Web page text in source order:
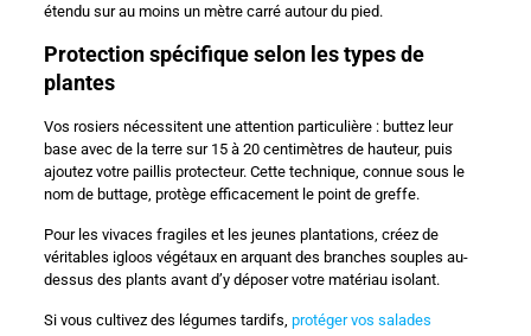
étendu sur au moins un mètre carré autour du pied.
Protection spécifique selon les types de
plantes
Vos rosiers nécessitent une attention particulière : buttez leur
base avec de la terre sur 15 à 20 centimètres de hauteur, puis
ajoutez votre paillis protecteur. Cette technique, connue sous le
nom de buttage, protège efficacement le point de greffe.
Pour les vivaces fragiles et les jeunes plantations, créez de
véritables igloos végétaux en arquant des branches souples au-
dessus des plants avant d’y déposer votre matériau isolant.
Si vous cultivez des légumes tardifs, protéger vos salades